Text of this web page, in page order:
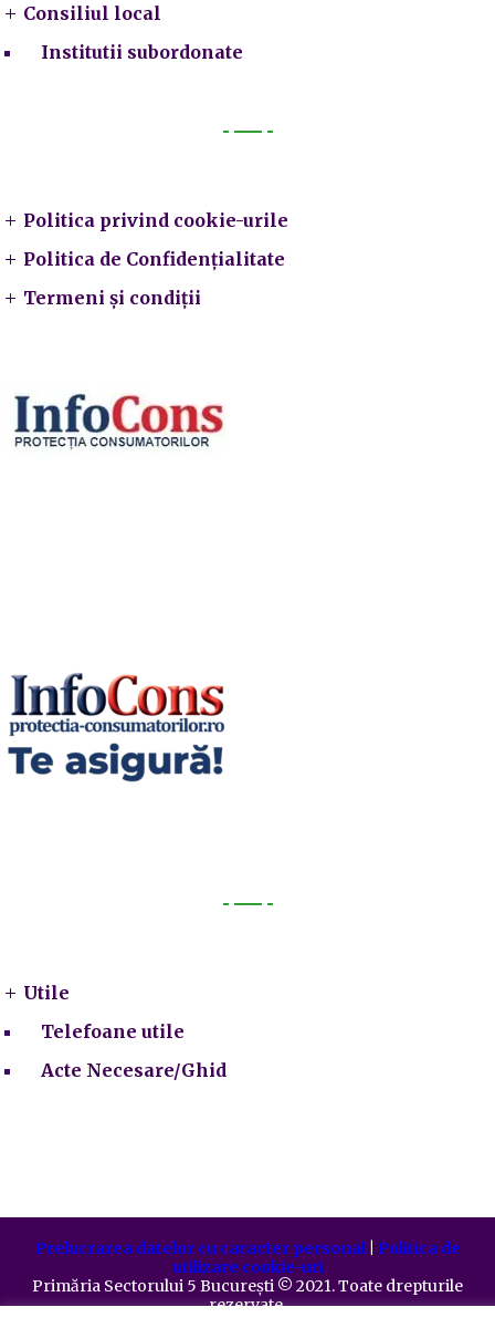
Consiliul local
Institutii subordonate
Politica privind cookie-urile
Politica de Confidențialitate
Termeni și condiții
Utile
Telefoane utile
Acte Necesare/Ghid
Prelucrarea datelor cu caracter personal| Politica de
utilizare cookie-uri
Primăria Sectorului 5 București ©️ 2021. Toate drepturile
rezervate.